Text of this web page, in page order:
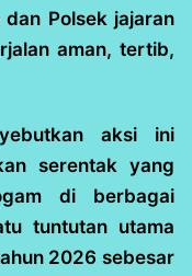
Polsek jajaran
aman, tertib,
aksi ini
serentak yang
di berbagai
tuntutan utama
2026 sebesar